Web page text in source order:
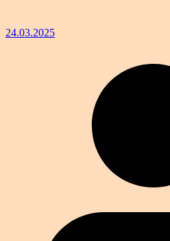
24.03.2025